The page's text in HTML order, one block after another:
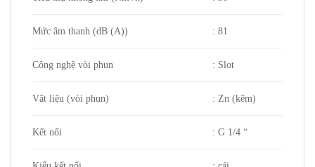
Mức âm thanh (dB (A)) : 81
Công nghệ vòi phun : Slot
Vật liệu (vòi phun) : Zn (kẽm)
Kết nối : G 1/4 “